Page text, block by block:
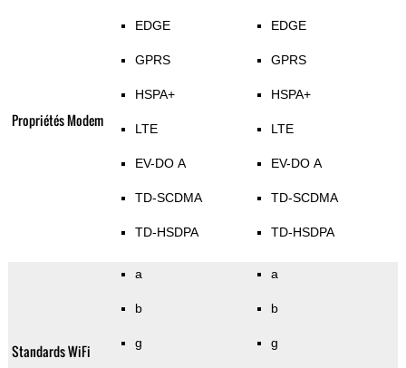
Propriétés Modem
EDGE
GPRS
HSPA+
LTE
EV-DO A
TD-SCDMA
TD-HSDPA
EDGE
GPRS
HSPA+
LTE
EV-DO A
TD-SCDMA
TD-HSDPA
Standards WiFi
a
b
g
a
b
g